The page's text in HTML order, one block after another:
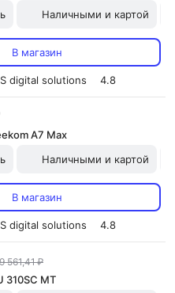
Наличными и картой
В магазин
digital solutions 4.8
A7 Max
Наличными и картой
В магазин
digital solutions 4.8
561,41 ₽
310SC MT